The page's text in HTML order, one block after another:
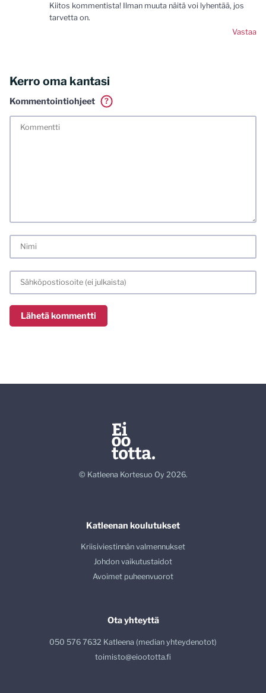
Kiitos kommentista! Ilman muuta näitä voi lyhentää, jos
tarvetta on.
Vastaa
Kerro oma kantasi
Kommentointiohjeet
?
meiliosoitteen. Minua ja mielipiteitäni saa ilman muuta
© Katleena Kortesuo Oy 2026.
Katleenan koulutukset
Kriisiviestinnän valmennukset
Johdon vaikutustaidot
Avoimet puheenvuorot
Ota yhteyttä
050 576 7632 Katleena (median yhteydenotot)
toimisto@eioototta.fi